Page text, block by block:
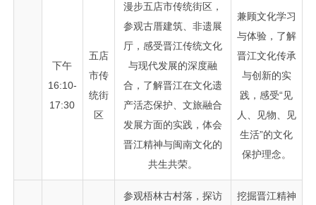
下午
16:10-
17:30
五店
市传
统街
区
漫步五店市传统街区，
参观古厝建筑、非遗展
厅，感受晋江传统文化
与现代发展的深度融
合，了解晋江在文化遗
产活态保护、文旅融合
发展方面的实践，体会
晋江精神与闽南文化的
共生共荣。
兼顾文化学习
与体验，了解
晋江文化传承
与创新的实
践，感受“见
人、见物、见
生活”的文化
保护理念。
参观梧林古村落，探访
挖掘晋江精神